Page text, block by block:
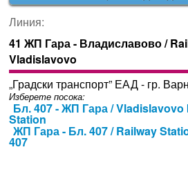
Линия:
41 ЖП Гара - Владиславово /
Vladislavovo
„Градски транспорт” ЕАД - гр.
Изберете посока:
Бл. 407 - ЖП Гара / Vladislavovo
Station
ЖП Гара - Бл. 407 / Railway
407